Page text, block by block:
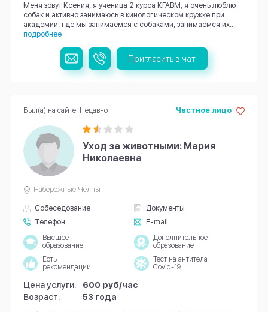
Меня зовут Ксения, я ученица 2 курса КГАВМ, я очень люблю
собак и активно занимаюсь в кинологическом кружке при
академии, где мы занимаемся с собаками, занимаемся их...
подробнее
Пригласить в чат
Уход за животными: Мария
Николаевна
Собеседование
Документы
Телефон
E-mail
Частное лицо
Набережные Челны
Высшее
образование
Дополнительное
образование
Есть
рекомендации
Тест на антитела
Covid-19
Цена услуги:
600 руб/час
Возраст:
53 года
Был(а) на сайте: Недавно